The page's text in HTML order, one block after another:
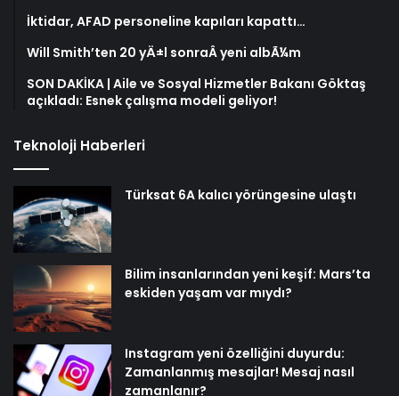
İktidar, AFAD personeline kapıları kapattı…
Will Smith’ten 20 yÄ±l sonraÂ yeni albÃ¼m
SON DAKİKA | Aile ve Sosyal Hizmetler Bakanı Göktaş
açıkladı: Esnek çalışma modeli geliyor!
Teknoloji Haberleri
Türksat 6A kalıcı yörüngesine ulaştı
Bilim insanlarından yeni keşif: Mars’ta
eskiden yaşam var mıydı?
Instagram yeni özelliğini duyurdu:
Zamanlanmış mesajlar! Mesaj nasıl
zamanlanır?